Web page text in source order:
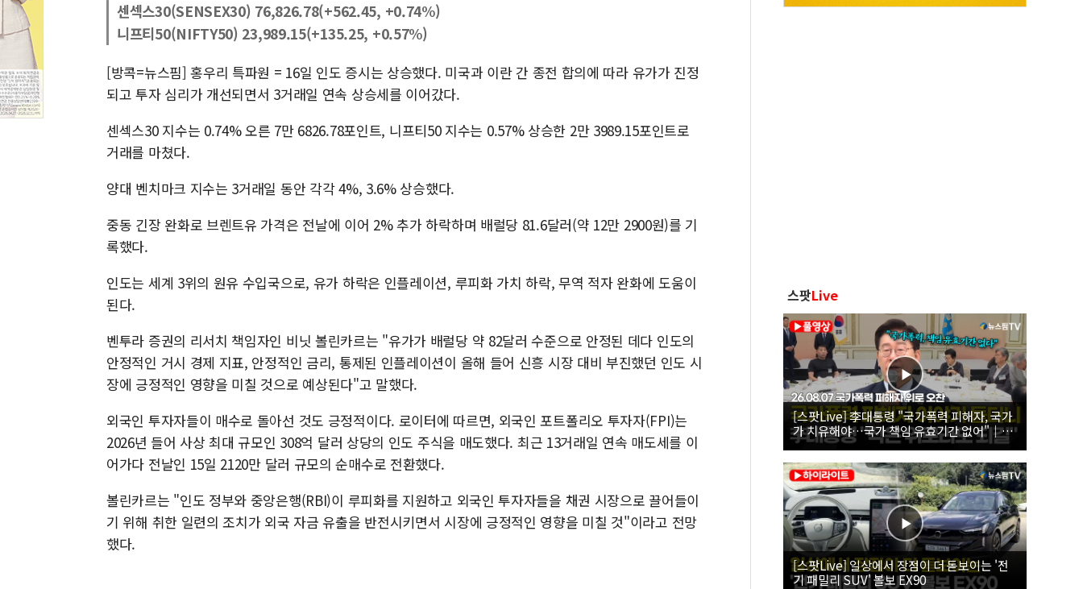
센섹스30(SENSEX30) 76,826.78(+562.45, +0.74%)
니프티50(NIFTY50) 23,989.15(+135.25, +0.57%)
[방콕=뉴스핌] 홍우리 특파원 = 16일 인도 증시는 상승했다. 미국과 이란 간 종전 합의에 따라 유가가 진정
되고 투자 심리가 개선되면서 3거래일 연속 상승세를 이어갔다.
센섹스30 지수는 0.74% 오른 7만 6826.78포인트, 니프티50 지수는 0.57% 상승한 2만 3989.15포인트로
거래를 마쳤다.
양대 벤치마크 지수는 3거래일 동안 각각 4%, 3.6% 상승했다.
중동 긴장 완화로 브렌트유 가격은 전날에 이어 2% 추가 하락하며 배럴당 81.6달러(약 12만 2900원)를 기
록했다.
인도는 세계 3위의 원유 수입국으로, 유가 하락은 인플레이션, 루피화 가치 하락, 무역 적자 완화에 도움이
된다.
벤투라 증권의 리서치 책임자인 비닛 볼린카르는 "유가가 배럴당 약 82달러 수준으로 안정된 데다 인도의
안정적인 거시 경제 지표, 안정적인 금리, 통제된 인플레이션이 올해 들어 신흥 시장 대비 부진했던 인도 시
장에 긍정적인 영향을 미칠 것으로 예상된다"고 말했다.
외국인 투자자들이 매수로 돌아선 것도 긍정적이다. 로이터에 따르면, 외국인 포트폴리오 투자자(FPI)는
2026년 들어 사상 최대 규모인 308억 달러 상당의 인도 주식을 매도했다. 최근 13거래일 연속 매도세를 이
어가다 전날인 15일 2120만 달러 규모의 순매수로 전환했다.
볼린카르는 "인도 정부와 중앙은행(RBI)이 루피화를 지원하고 외국인 투자자들을 채권 시장으로 끌어들이
기 위해 취한 일련의 조치가 외국 자금 유출을 반전시키면서 시장에 긍정적인 영향을 미칠 것"이라고 전망
했다.
스팟Live
[스팟Live] 李대통령 "국가폭력 피해자, 국가
가 치유해야…국가 책임 유효기간 없어"｜
26.08.07 국가폭력 피해자 위로 오찬
[스팟Live] 일상에서 장점이 더 돋보이는 '전
기 패밀리 SUV' 볼보 EX90